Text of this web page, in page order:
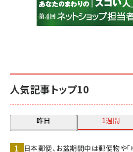
人気記事トップ10
昨日 1週間
日本郵便、お盆期間中は郵便物や「